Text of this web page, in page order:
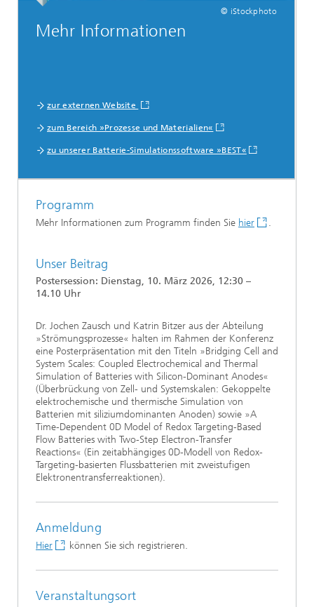
© iStockphoto
Mehr Informationen
zur externen Website
zum Bereich »Prozesse und Materialien«
zu unserer Batterie-Simulationssoftware »BEST«
Programm
Mehr Informationen zum Programm finden Sie hier .
Unser Beitrag
Postersession: Dienstag, 10. März 2026, 12:30 –
14.10 Uhr
Dr. Jochen Zausch und Katrin Bitzer aus der Abteilung
»Strömungsprozesse« halten im Rahmen der Konferenz
eine Posterpräsentation mit den Titeln »Bridging Cell and
System Scales: Coupled Electrochemical and Thermal
Simulation of Batteries with Silicon-Dominant Anodes«
(Überbrückung von Zell- und Systemskalen: Gekoppelte
elektrochemische und thermische Simulation von
Batterien mit siliziumdominanten Anoden) sowie »A
Time-Dependent 0D Model of Redox Targeting-Based
Flow Batteries with Two-Step Electron-Transfer
Reactions« (Ein zeitabhängiges 0D-Modell von Redox-
Targeting-basierten Flussbatterien mit zweistufigen
Elektronentransferreaktionen).
Anmeldung
Hier können Sie sich registrieren.
Veranstaltungsort